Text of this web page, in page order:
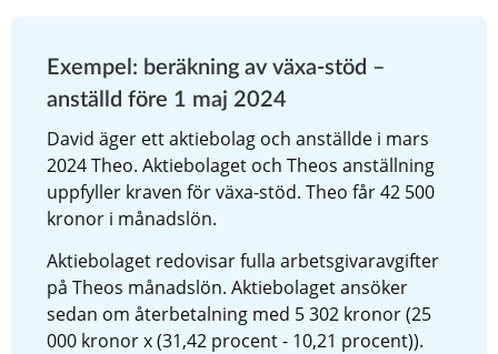
Exempel: beräkning av växa-stöd –
anställd före 1 maj 2024
David äger ett aktiebolag och anställde i mars
2024 Theo. Aktiebolaget och Theos anställning
uppfyller kraven för växa-stöd. Theo får 42 500
kronor i månadslön.
Aktiebolaget redovisar fulla arbetsgivaravgifter
på Theos månadslön. Aktiebolaget ansöker
sedan om återbetalning med 5 302 kronor (25
000 kronor x (31,42 procent - 10,21 procent)).